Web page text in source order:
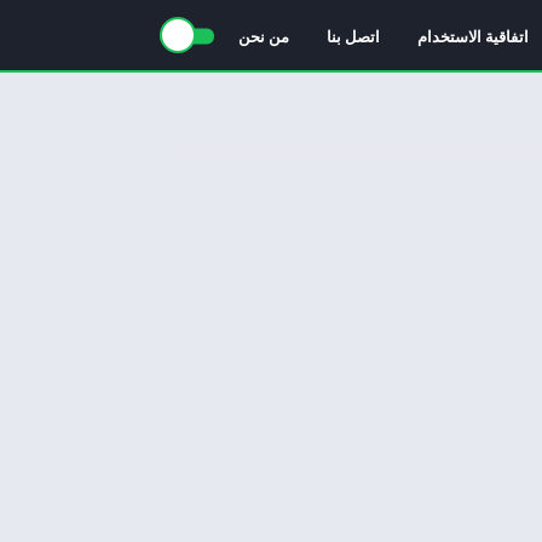
اتفاقية الاستخدام اتصل بنا من نحن